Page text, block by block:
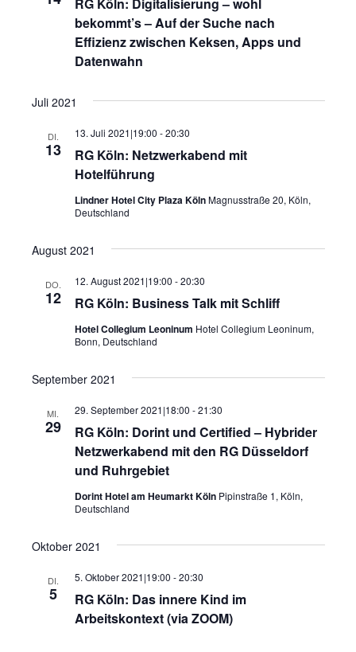
bekommt’s – Auf der Suche nach
Effizienz zwischen Keksen, Apps und
Datenwahn
Juli 2021
DI.
13
RG Köln: Netzwerkabend mit
Hotelführung
13. Juli 2021|19:00 -20:30
Lindner Hotel City Plaza KölnMagnusstraße 20, Köln,
Deutschland
August 2021
DO.
12 RG Köln: Business Talk mit Schliff
12. August 2021|19:00 -20:30
Hotel Collegium Leoninum Hotel Collegium Leoninum,
Bonn, Deutschland
September 2021
MI.
29
RG Köln: Dorint und Certified – Hybrider
Netzwerkabend mit den RG Düsseldorf
und Ruhrgebiet
29. September 2021|18:00 -21:30
Dorint Hotel am Heumarkt Köln Pipinstraße 1, Köln,
Deutschland
Oktober 2021
DI.
5
RG Köln: Das innere Kind im
Arbeitskontext (via ZOOM)
5. Oktober 2021|19:00 -20:30